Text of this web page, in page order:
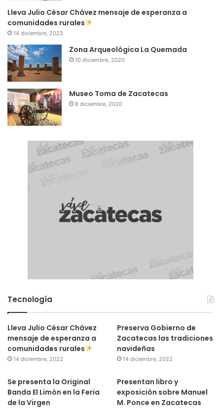
Lleva Julio César Chávez mensaje de esperanza a
comunidades rurales
14 diciembre, 2022
Zona Arqueológica La Quemada
10 diciembre, 2020
Museo Toma de Zacatecas
8 diciembre, 2020
Tecnología
Lleva Julio César Chávez
mensaje de esperanza a
comunidades rurales
14 diciembre, 2022
Preserva Gobierno de
Zacatecas las tradiciones
navideñas
14 diciembre, 2022
Se presenta la Original
Banda El Limón en la Feria
de la Virgen
Presentan libro y
exposición sobre Manuel
M. Ponce en Zacatecas